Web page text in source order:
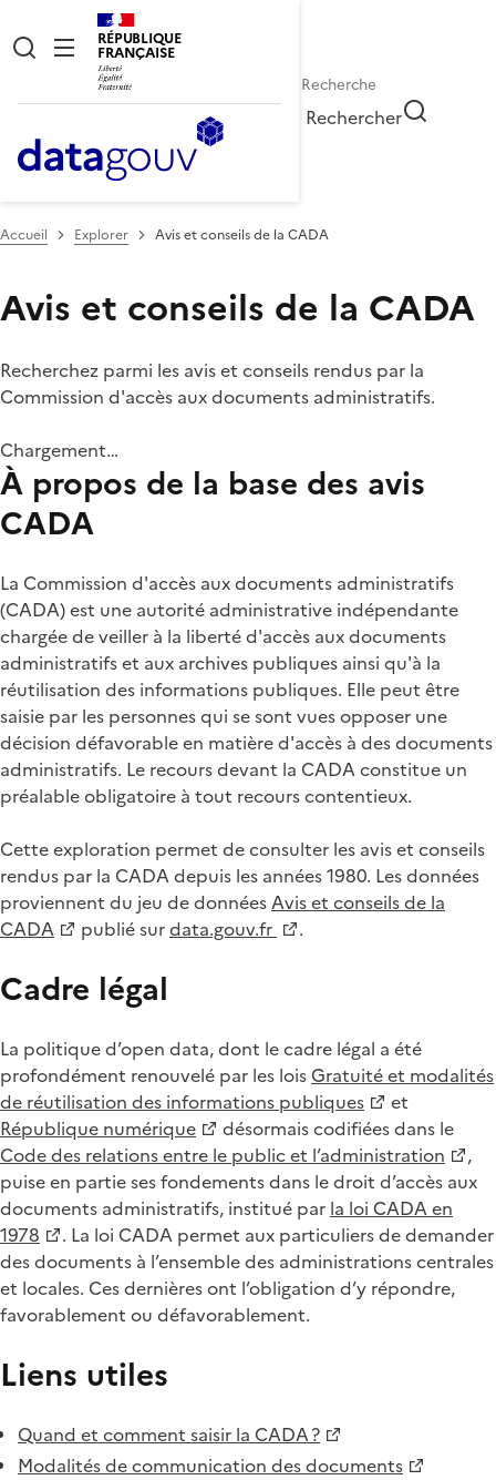
RÉPUBLIQUE
FRANÇAISE
Rechercher
Accueil Explorer Avis et conseils de la CADA
Avis et conseils de la CADA
Recherchez parmi les avis et conseils rendus par la
Commission d'accès aux documents administratifs.
Chargement…
À propos de la base des avis
CADA
La Commission d'accès aux documents administratifs
(CADA) est une autorité administrative indépendante
chargée de veiller à la liberté d'accès aux documents
administratifs et aux archives publiques ainsi qu'à la
réutilisation des informations publiques. Elle peut être
saisie par les personnes qui se sont vues opposer une
décision défavorable en matière d'accès à des documents
administratifs. Le recours devant la CADA constitue un
préalable obligatoire à tout recours contentieux.
Cette exploration permet de consulter les avis et conseils
rendus par la CADA depuis les années 1980. Les données
proviennent du jeu de donnéesAvis et conseils de la
CADA
publié surdata.gouv.fr .
Cadre légal
La politique d’open data, dont le cadre légal a été
profondément renouvelé par les loisGratuité et modalités
de réutilisation des informations publiques
et
République numérique
désormais codifiées dans le
Code des relations entre le public et l’administration
,
puise en partie ses fondements dans le droit d’accès aux
documents administratifs, institué par la loi CADA en
1978
. La loi CADA permet aux particuliers de demander
des documents à l’ensemble des administrations centrales
et locales. Ces dernières ont l’obligation d’y répondre,
favorablement ou défavorablement.
Liens utiles
Quand et comment saisir la CADA ?
Modalités de communication des documents